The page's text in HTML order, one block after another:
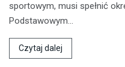
sportowym, musi spełnić
Podstawowym…
Czytaj dalej